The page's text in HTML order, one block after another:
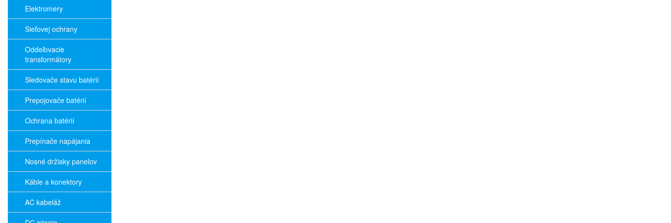
Elektromery
Sieťovej ochrany
Oddeľovacie
transformátory
Sledovače stavu batérií
Prepojovače batérií
Ochrana batérií
Prepínače napájania
Nosné držiaky panelov
Káble a konektory
AC kabeláž